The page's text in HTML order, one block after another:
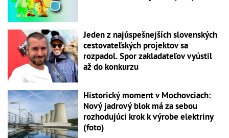
Jeden z najúspešnejších slovenských
cestovateľských projektov sa
rozpadol. Spor zakladateľov vyústil
až do konkurzu
Historický moment v Mochovciach:
Nový jadrový blok má za sebou
rozhodujúci krok k výrobe elektriny
(foto)